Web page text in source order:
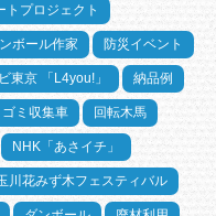
トプロジェクト
ボール作家 防災イベント
東京 「L4you!」 納品例
ゴミ収集車 回転木馬
NHK「あさイチ」
川花みず木フェスティバル